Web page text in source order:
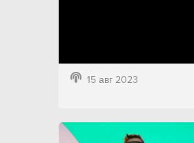
15 авг 2023